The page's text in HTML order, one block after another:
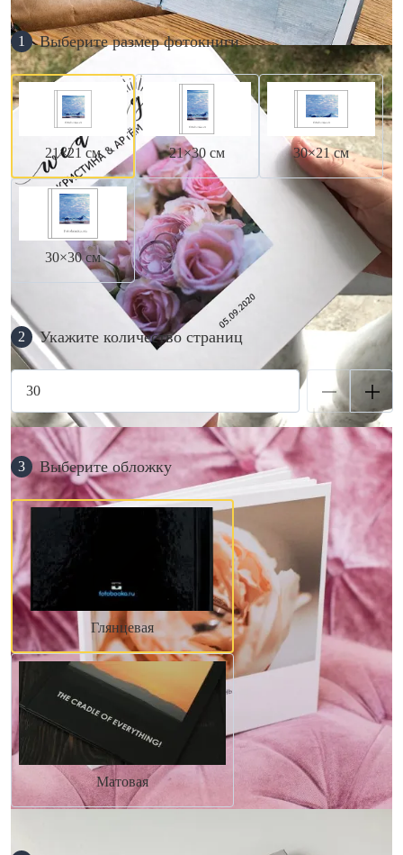
1 Выберите размер фотокниги
21×21 см 21×30 см 30×21 см
30×30 см
2 Укажите количество страниц
3 Выберите обложку
Глянцевая
Матовая